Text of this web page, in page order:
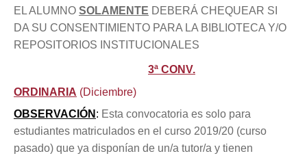
EL ALUMNO SOLAMENTE DEBERÁ CHEQUEAR SI
DA SU CONSENTIMIENTO PARA LA BIBLIOTECA Y/O
REPOSITORIOS INSTITUCIONALES
3ª CONV.
ORDINARIA (Diciembre)
OBSERVACIÓN : Esta convocatoria es solo para
estudiantes matriculados en el curso 2019/20 (curso
pasado) que ya disponían de un/a tutor/a y tienen